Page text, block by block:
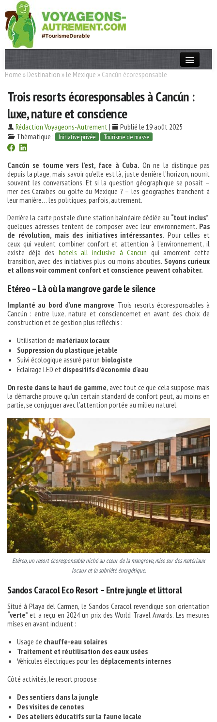
Actualités
T. Responsable
Destinations
Acteurs
Thèmes
OK
Home » Destination » le Mexique » Cancún écoresponsable
Trois resorts écoresponsables à Cancún :
luxe, nature et conscience
Rédaction Voyageons-Autrement|
Publié le 19 août 2025
Thèmatique :
Initiative privée Tourisme de masse
Cancún se tourne vers l’est, face à Cuba. On ne la distingue pas
depuis la plage, mais savoir qu’elle est là, juste derrière l’horizon, nourrit
souvent les conversations. Et si la question géographique se posait –
mer des Caraïbes ou golfe du Mexique ? – les géographes tranchent à
leur manière… les politiques, parfois, autrement.
Derrière la carte postale d’une station balnéaire dédiée au “tout inclus”,
quelques adresses tentent de composer avec leur environnement. Pas
de révolution, mais des initiatives intéressantes. Pour celles et
ceux qui veulent combiner confort et attention à l’environnement, il
existe déjà des hotels all inclusive à Cancun qui amorcent cette
transition, avec des initiatives plus ou moins abouties. Soyons curieux
et allons voir comment confort et conscience peuvent cohabiter.
Etéreo – Là où la mangrove garde le silence
Implanté au bord d’une mangrove, Trois resorts écoresponsables à
Cancún : entre luxe, nature et consciencemet en avant des choix de
construction et de gestion plus réfléchis :
Utilisation de matériaux locaux
Suppression du plastique jetable
Suivi écologique assuré par un biologiste
Éclairage LED et dispositifs d’économie d’eau
On reste dans le haut de gamme, avec tout ce que cela suppose, mais
la démarche prouve qu’un certain standard de confort peut, au moins en
partie, se conjuguer avec l’attention portée au milieu naturel.
Etéreo, un resort écoresponsable niché au cœur de la mangrove, mise sur des matériaux
locaux et la sobriété énergétique.
Sandos Caracol Eco Resort – Entre jungle et littoral
Situé à Playa del Carmen, le Sandos Caracol revendique son orientation
“verte” et a reçu en 2024 un prix des World Travel Awards. Les mesures
mises en avant incluent :
Usage de chauffe-eau solaires
Traitement et réutilisation des eaux usées
Véhicules électriques pour les déplacements internes
Côté activités, le resort propose :
Des sentiers dans la jungle
Des visites de cenotes
Des ateliers éducatifs sur la faune locale